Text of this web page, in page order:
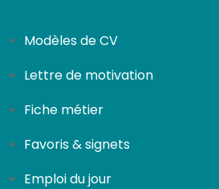
Modèles de CV
Lettre de motivation
Fiche métier
Favoris & signets
Emploi du jour